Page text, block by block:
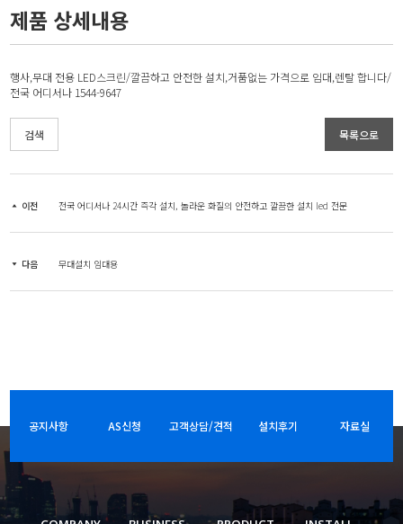
제품 상세내용
행사,무대 전용 LED스크린/깔끔하고 안전한 설치,거품없는 가격으로 임대,렌탈 합니다/
전국 어디서나 1544-9647
검색 목록으로
이전 전국 어디서나 24시간 즉각 설치, 놀라운 화질의 안전하고 깔끔한 설치 led 전문
다음 무대설치 임대용
공지사항 AS신청 고객상담/견적 설치후기 자료실